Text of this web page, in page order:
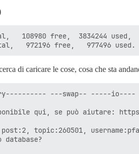
108980 free,  3834244 used,
di caricare le cose, cosa che sta
---swap-- -----io---- -
qui, se può aiutare:
topic:260501,